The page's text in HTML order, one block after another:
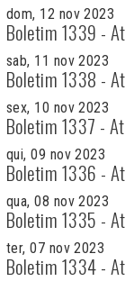
dom, 12 nov 2023
Boletim 1339 -
sab, 11 nov 2023
Boletim 1338 -
sex, 10 nov 2023
Boletim 1337 -
qui, 09 nov 2023
Boletim 1336 -
qua, 08 nov 2023
Boletim 1335 -
ter, 07 nov 2023
Boletim 1334 -